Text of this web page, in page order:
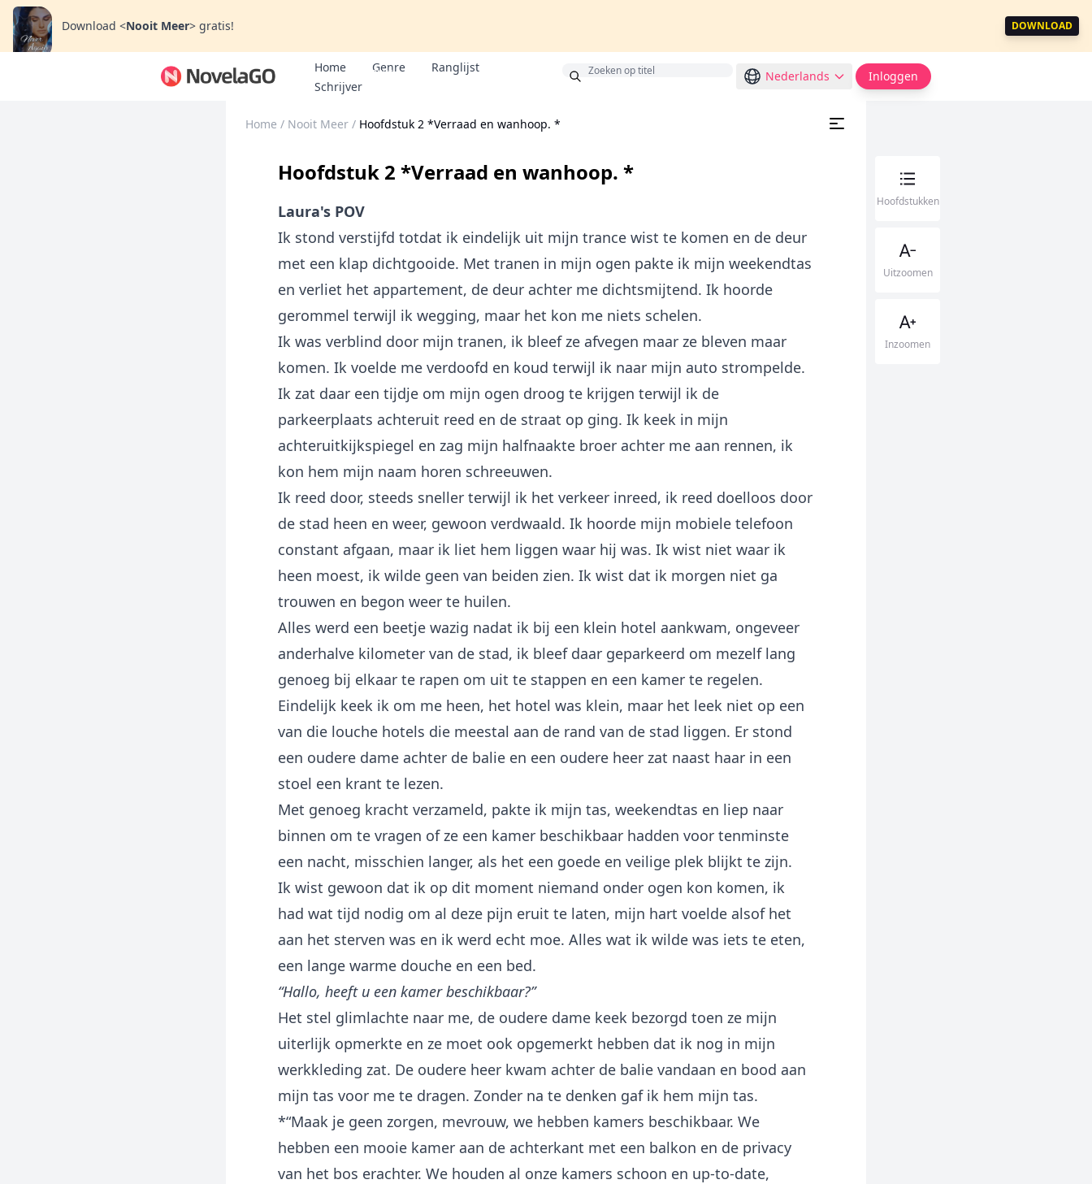
Download <Nooit Meer> gratis! DOWNLOAD
Home Genre
Ranglijst
Schrijver
Bonus Nederlands Inloggen
Home / Nooit Meer / Hoofdstuk 2 *Verraad en wanhoop. *
Hoofdstuk 2 *Verraad en wanhoop. *
Laura's POV
Ik stond verstijfd totdat ik eindelijk uit mijn trance wist te komen en de deur
met een klap dichtgooide. Met tranen in mijn ogen pakte ik mijn weekendtas
en verliet het appartement, de deur achter me dichtsmijtend. Ik hoorde
gerommel terwijl ik wegging, maar het kon me niets schelen.
Ik was verblind door mijn tranen, ik bleef ze afvegen maar ze bleven maar
komen. Ik voelde me verdoofd en koud terwijl ik naar mijn auto strompelde.
Ik zat daar een tijdje om mijn ogen droog te krijgen terwijl ik de
parkeerplaats achteruit reed en de straat op ging. Ik keek in mijn
achteruitkijkspiegel en zag mijn halfnaakte broer achter me aan rennen, ik
kon hem mijn naam horen schreeuwen.
Ik reed door, steeds sneller terwijl ik het verkeer inreed, ik reed doelloos door
de stad heen en weer, gewoon verdwaald. Ik hoorde mijn mobiele telefoon
constant afgaan, maar ik liet hem liggen waar hij was. Ik wist niet waar ik
heen moest, ik wilde geen van beiden zien. Ik wist dat ik morgen niet ga
trouwen en begon weer te huilen.
Alles werd een beetje wazig nadat ik bij een klein hotel aankwam, ongeveer
anderhalve kilometer van de stad, ik bleef daar geparkeerd om mezelf lang
genoeg bij elkaar te rapen om uit te stappen en een kamer te regelen.
Eindelijk keek ik om me heen, het hotel was klein, maar het leek niet op een
van die louche hotels die meestal aan de rand van de stad liggen. Er stond
een oudere dame achter de balie en een oudere heer zat naast haar in een
stoel een krant te lezen.
Met genoeg kracht verzameld, pakte ik mijn tas, weekendtas en liep naar
binnen om te vragen of ze een kamer beschikbaar hadden voor tenminste
een nacht, misschien langer, als het een goede en veilige plek blijkt te zijn.
Ik wist gewoon dat ik op dit moment niemand onder ogen kon komen, ik
had wat tijd nodig om al deze pijn eruit te laten, mijn hart voelde alsof het
aan het sterven was en ik werd echt moe. Alles wat ik wilde was iets te eten,
een lange warme douche en een bed.
“Hallo, heeft u een kamer beschikbaar?”
Het stel glimlachte naar me, de oudere dame keek bezorgd toen ze mijn
uiterlijk opmerkte en ze moet ook opgemerkt hebben dat ik nog in mijn
werkkleding zat. De oudere heer kwam achter de balie vandaan en bood aan
mijn tas voor me te dragen. Zonder na te denken gaf ik hem mijn tas.
*“Maak je geen zorgen, mevrouw, we hebben kamers beschikbaar. We
hebben een mooie kamer aan de achterkant met een balkon en de privacy
van het bos erachter. We houden al onze kamers schoon en up-to-date,
Hoofdstukken
Uitzoomen
Inzoomen